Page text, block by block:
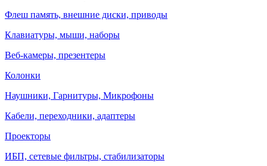
Флеш память, внешние диски, приводы
Клавиатуры, мыши, наборы
Веб-камеры, презентеры
Колонки
Наушники, Гарнитуры, Микрофоны
Кабели, переходники, адаптеры
Проекторы
ИБП, сетевые фильтры, стабилизаторы